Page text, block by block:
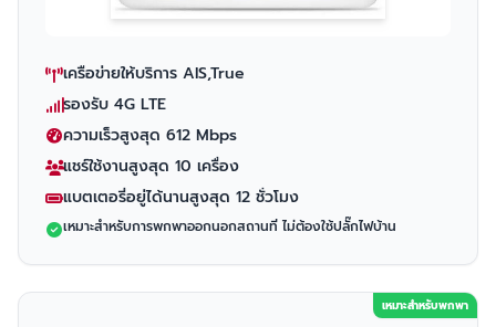
เครือข่ายให้บริการ AIS,True
รองรับ 4G LTE
ความเร็วสูงสุด 612 Mbps
แชร์ใช้งานสูงสุด 10 เครื่อง
แบตเตอรี่อยู่ได้นานสูงสุด 12 ชั่วโมง
เหมาะสำหรับการพกพาออกนอกสถานที่ ไม่ต้องใช้ปลั๊กไฟบ้าน
เหมาะสำหรับพกพา